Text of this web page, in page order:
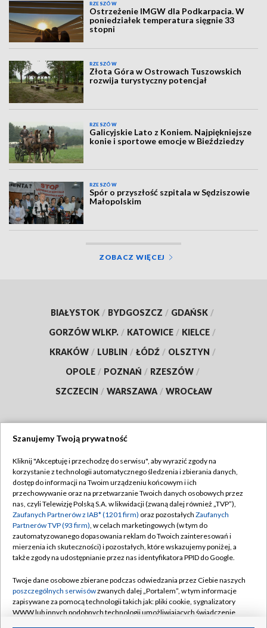
RZESZÓW
Ostrzeżenie IMGW dla Podkarpacia. W
poniedziałek temperatura sięgnie 33
stopni
RZESZÓW
Złota Góra w Ostrowach Tuszowskich
rozwija turystyczny potencjał
RZESZÓW
Galicyjskie Lato z Koniem. Najpiękniejsze
konie i sportowe emocje w Bieździedzy
RZESZÓW
Spór o przyszłość szpitala w Sędziszowie
Małopolskim
ZOBACZ WIĘCEJ
BIAŁYSTOK / BYDGOSZCZ / GDAŃSK /
GORZÓW WLKP. / KATOWICE / KIELCE /
KRAKÓW / LUBLIN / ŁÓDŹ / OLSZTYN /
OPOLE / POZNAŃ / RZESZÓW /
SZCZECIN / WARSZAWA / WROCŁAW
TVP
Abonament TVP
Emisja w TVP
Centrum informacji TVP
Naziemna Telewizja Cyfrowa
Rada Programowa
System NOS
Regulamin TVP
Polityka prywatności
Moje zgody
Pomoc
Kontakt
Szanujemy Twoją prywatność
Kliknij "Akceptuję i przechodzę do serwisu", aby wyrazić zgody na
korzystanie z technologii automatycznego śledzenia i zbierania danych,
dostęp do informacji na Twoim urządzeniu końcowym i ich
przechowywanie oraz na przetwarzanie Twoich danych osobowych przez
nas, czyli Telewizję Polską S.A. w likwidacji (zwaną dalej również „TVP”),
Zaufanych Partnerów z IAB* (1201 firm) oraz pozostałych Zaufanych
Partnerów TVP (93 firm), w celach marketingowych (w tym do
zautomatyzowanego dopasowania reklam do Twoich zainteresowań i
mierzenia ich skuteczności) i pozostałych, które wskazujemy poniżej, a
także zgody na udostępnianie przez nas identyfikatora PPID do Google.
Twoje dane osobowe zbierane podczas odwiedzania przez Ciebie naszych
poszczególnych serwisówzwanych dalej „Portalem”, w tym informacje
zapisywane za pomocą technologii takich jak: pliki cookie, sygnalizatory
WWW lub innych podobnych technologii umożliwiających świadczenie